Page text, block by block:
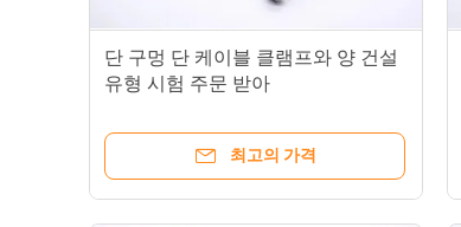
단 구멍 단 케이블 클램프와 양 건설
유형 시험 주문 받아
최고의 가격